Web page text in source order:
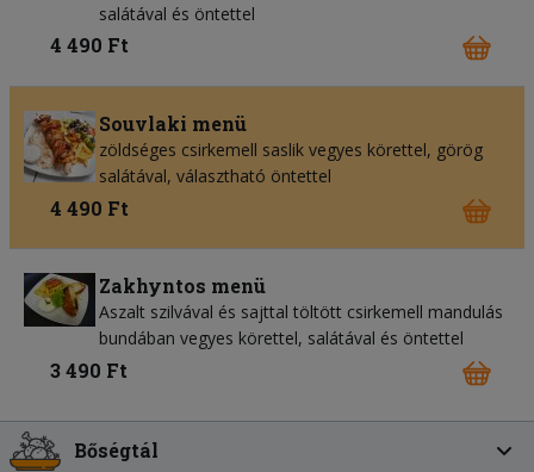
salátával és öntettel
4 490 Ft
Souvlaki menü
zöldséges csirkemell saslik vegyes körettel, görög
salátával, választható öntettel
4 490 Ft
Zakhyntos menü
Aszalt szilvával és sajttal töltött csirkemell mandulás
bundában vegyes körettel, salátával és öntettel
3 490 Ft
Bőségtál